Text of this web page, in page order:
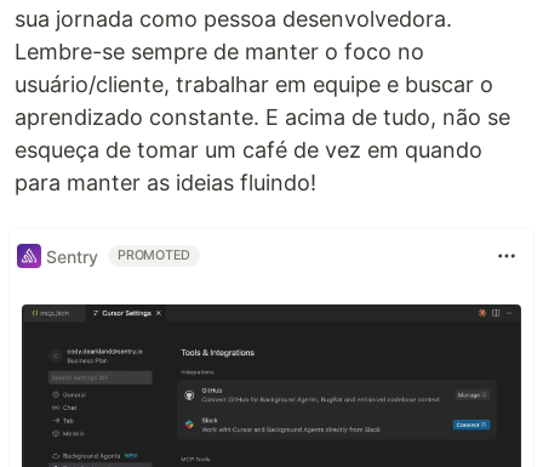
sua jornada como pessoa desenvolvedora.
Lembre-se sempre de manter o foco no
usuário/cliente, trabalhar em equipe e buscar o
aprendizado constante. E acima de tudo, não se
esqueça de tomar um café de vez em quando
para manter as ideias fluindo!
Sentry PROMOTED